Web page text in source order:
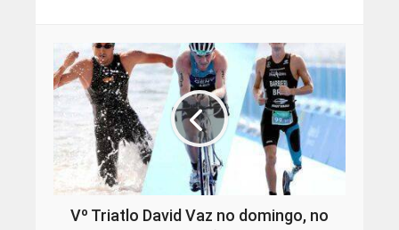
Vº Triatlo David Vaz no domingo, no